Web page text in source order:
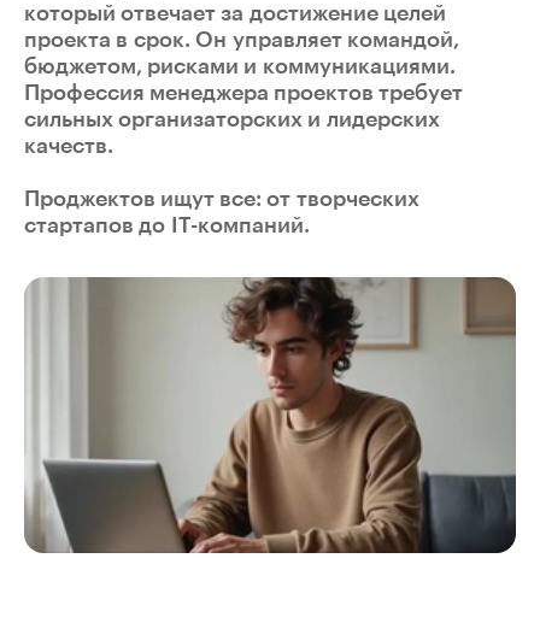
который отвечает за достижение целей
проекта в срок. Он управляет командой,
бюджетом, рисками и коммуникациями.
Профессия менеджера проектов требует
сильных организаторских и лидерских
качеств.
Проджектов ищут все: от творческих
стартапов до IT-компаний.